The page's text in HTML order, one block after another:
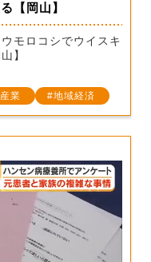
【岡山】
モロコシでウイスキ
】
業 地域経済